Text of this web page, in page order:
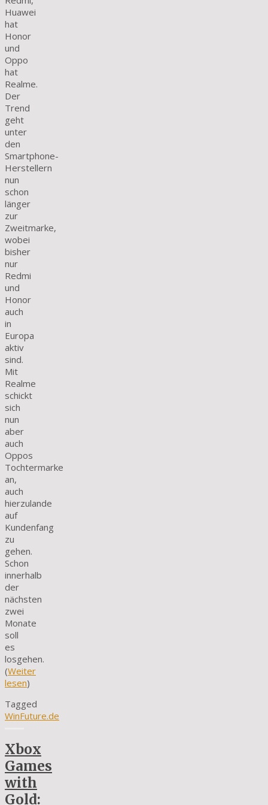
Huawei
hat
Honor
und
Oppo
hat
Realme.
Der
Trend
geht
unter
den
Smartphone-
Herstellern
nun
schon
länger
zur
Zweitmarke,
wobei
bisher
nur
Redmi
und
Honor
auch
in
Europa
aktiv
sind.
Mit
Realme
schickt
sich
nun
aber
auch
Oppos
Tochtermarke
an,
auch
hierzulande
auf
Kundenfang
zu
gehen.
Schon
innerhalb
der
nächsten
zwei
Monate
soll
es
losgehen.
(Weiter
lesen)
Tagged
WinFuture.de
Xbox
Games
with
Gold: